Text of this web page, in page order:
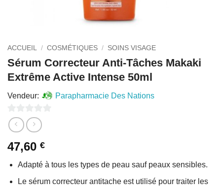
ACCUEIL / COSMÉTIQUES / SOINS VISAGE
Sérum Correcteur Anti-Tâches Makaki
Extrême Active Intense 50ml
Vendeur: Parapharmacie Des Nations
0
sur
5
47,60 €
Adapté à tous les types de peau sauf peaux sensibles.
Le sérum correcteur antitache est utilisé pour traiter les